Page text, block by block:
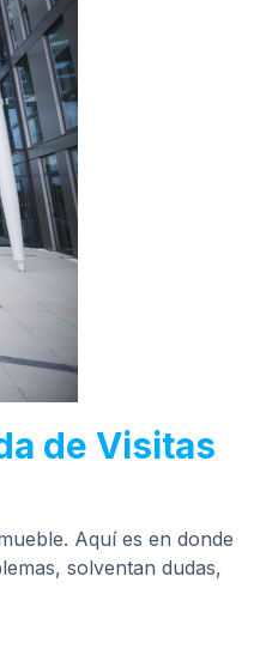
de Visitas
Aquí es en donde
solventan dudas,